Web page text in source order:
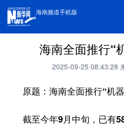
海南频道手机版
海南全面推行“
2025-09-25 08:43:28
原题：海南全面推行“机
截至今年9月中旬，已有